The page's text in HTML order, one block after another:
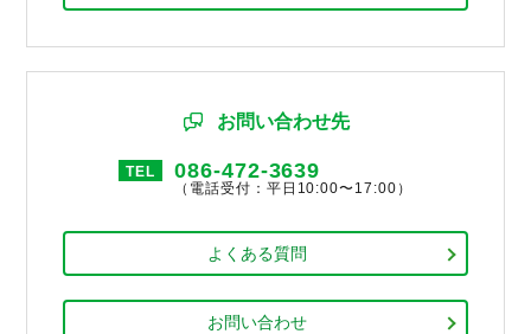
お問い合わせ先
TEL 086-472-3639
（電話受付：平日10:00〜17:00）
よくある質問
お問い合わせ